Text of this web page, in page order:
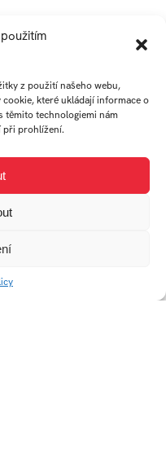
z použití našeho webu,
které ukládají informace o
těmito technologiemi nám
při prohlížení.